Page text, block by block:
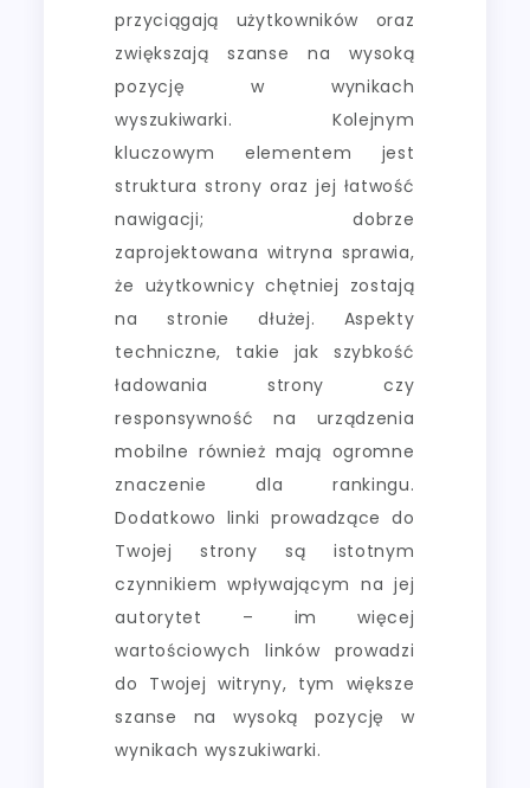
przyciągają użytkowników oraz
zwiększają szanse na wysoką
pozycję w wynikach
wyszukiwarki. Kolejnym
kluczowym elementem jest
struktura strony oraz jej łatwość
nawigacji; dobrze
zaprojektowana witryna sprawia,
że użytkownicy chętniej zostają
na stronie dłużej. Aspekty
techniczne, takie jak szybkość
ładowania strony czy
responsywność na urządzenia
mobilne również mają ogromne
znaczenie dla rankingu.
Dodatkowo linki prowadzące do
Twojej strony są istotnym
czynnikiem wpływającym na jej
autorytet – im więcej
wartościowych linków prowadzi
do Twojej witryny, tym większe
szanse na wysoką pozycję w
wynikach wyszukiwarki.